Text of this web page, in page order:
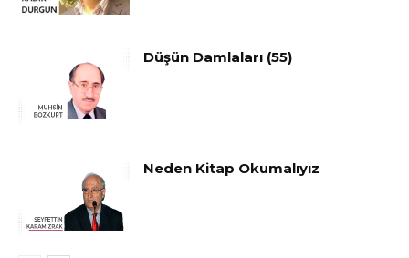
Düşün Damlaları (55)
Neden Kitap Okumalıyız